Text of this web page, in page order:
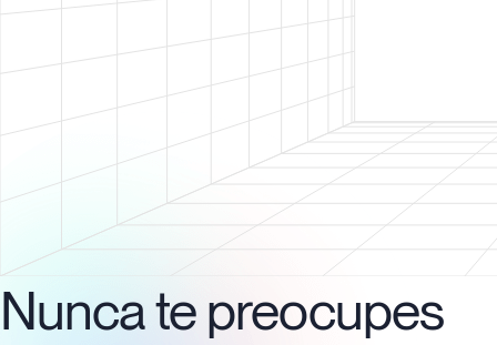
Nunca te preocupes